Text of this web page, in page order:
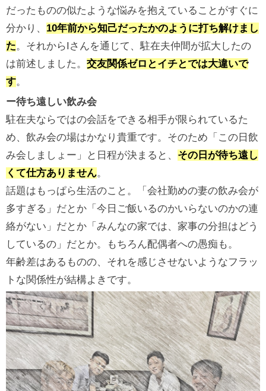
だったものの似たような悩みを抱えていることがすぐに
分かり、 10年前から知己だったかのように打ち解けまし
た。それからIさんを通じて、駐在夫仲間が拡大したの
は前述しました。 交友関係ゼロとイチとでは大違いで
す。
ー待ち遠しい飲み会
駐在夫ならではの会話をできる相手が限られているた
め、飲み会の場はかなり貴重です。そのため「この日飲
み会しましょー」と日程が決まると、 その日が待ち遠し
くて仕方ありません。
話題はもっぱら生活のこと。「会社勤めの妻の飲み会が
多すぎる」だとか「今日ご飯いるのかいらないのかの連
絡がない」だとか「みんなの家では、家事の分担はどう
しているの」だとか。もちろん配偶者への愚痴も。
年齢差はあるものの、それを感じさせないようなフラッ
トな関係性が結構よきです。